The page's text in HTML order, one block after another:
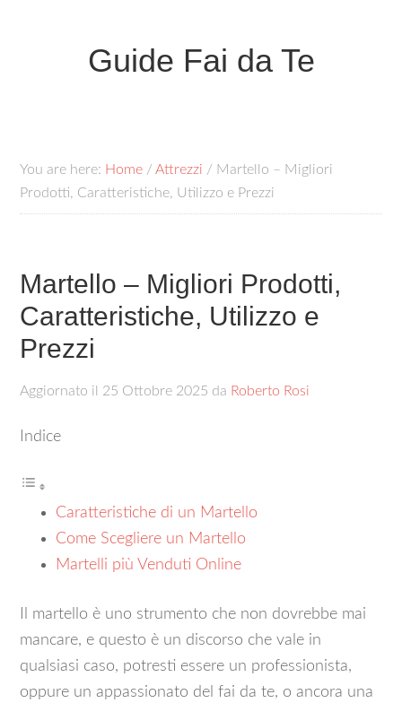
Guide Fai da Te
You are here: Home / Attrezzi / Martello – Migliori
Prodotti, Caratteristiche, Utilizzo e Prezzi
Martello – Migliori Prodotti,
Caratteristiche, Utilizzo e
Prezzi
Aggiornato il 25 Ottobre 2025 da Roberto Rosi
Indice
Caratteristiche di un Martello
Come Scegliere un Martello
Martelli più Venduti Online
Il martello è uno strumento che non dovrebbe mai
mancare, e questo è un discorso che vale in
qualsiasi caso, potresti essere un professionista,
oppure un appassionato del fai da te, o ancora una